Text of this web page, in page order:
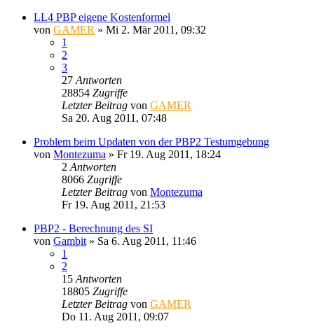
LL4 PBP eigene Kostenformel
von GAMER » Mi 2. Mär 2011, 09:32
1
2
3
27 Antworten
28854 Zugriffe
Letzter Beitrag von GAMER
Sa 20. Aug 2011, 07:48
Problem beim Updaten von der PBP2 Testumgebung
von Montezuma » Fr 19. Aug 2011, 18:24
2 Antworten
8066 Zugriffe
Letzter Beitrag von Montezuma
Fr 19. Aug 2011, 21:53
PBP2 - Berechnung des SI
von Gambit » Sa 6. Aug 2011, 11:46
1
2
15 Antworten
18805 Zugriffe
Letzter Beitrag von GAMER
Do 11. Aug 2011, 09:07